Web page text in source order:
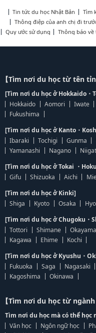
Tin tức du học Nhật Bản Tìm
Thông điệp của anh chị đi
Quy ước sử dụng
Thông báo
【Tìm nơi du học từ tên
[Tìm nơi du học ở Hokkaido・
Hokkaido
Aomori Iwate
Fukushima
[Tìm nơi du học ở Kanto・
Ibaraki
Tochigi Gunma
Yamanashi
Nagano
[Tìm nơi du học ở Tokai ・
Gifu
Shizuoka Aichi
[Tìm nơi du học ở Kinki]
Shiga
Kyoto Osaka
[Tìm nơi du học ở Chugoku・
Tottori
Shimane Okayama
Kagawa
Ehime
Kochi
[Tìm nơi du học ở Kyushu・
Fukuoka
Saga Nagasaki
Kagoshima
Okinawa
【Tìm nơi du học từ ngành
Tìm nơi du học mà có thể học
Văn học
Ngôn ngữ học